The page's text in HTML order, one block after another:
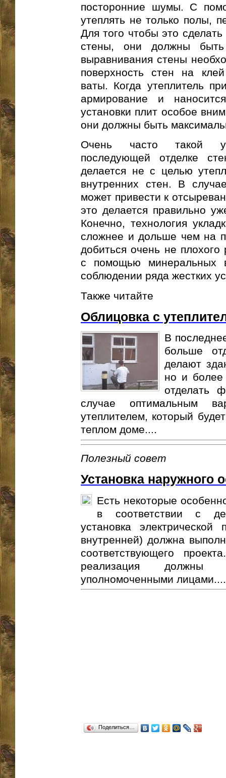
посторонние шумы. С
утеплять не только полы,
Для того чтобы это
стены, они должны
выравнивания стены
поверхность стен на
ваты. Когда утеплитель
армирование и
установки плит особое
они должны быть
Очень часто такой
последующей отделке
делается не с целью
внутренних стен. В
может привести к
это делается правильно
Конечно, технология
сложнее и дольше чем на
добиться очень не
с помощью минеральных
соблюдении ряда жестких
Также читайте
Облицовка с
В
больше
делают
но и
отделать
случае оптимальным
утеплителем, который
теплом доме....
Полезный совет
Установка наружного
Есть некоторые
в соответствии с
установка
внутренней) должна
соответствующего
реализация должны
уполномоченными лицами....
Поделиться…